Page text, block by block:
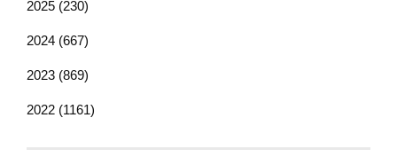
2025 (230)
2024 (667)
2023 (869)
2022 (1161)